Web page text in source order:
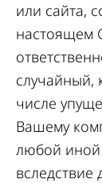
или сайта,
настоящем
случайный,
числе
Вашему
любой иной
вследствие